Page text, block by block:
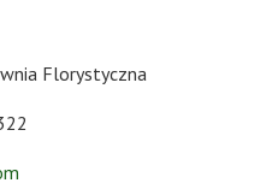
Florystyczna